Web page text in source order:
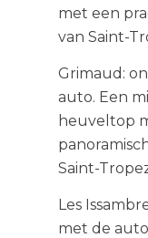
met een
van Saint-
Grimaud:
auto. Een
heuveltop
Saint-
Les
met de